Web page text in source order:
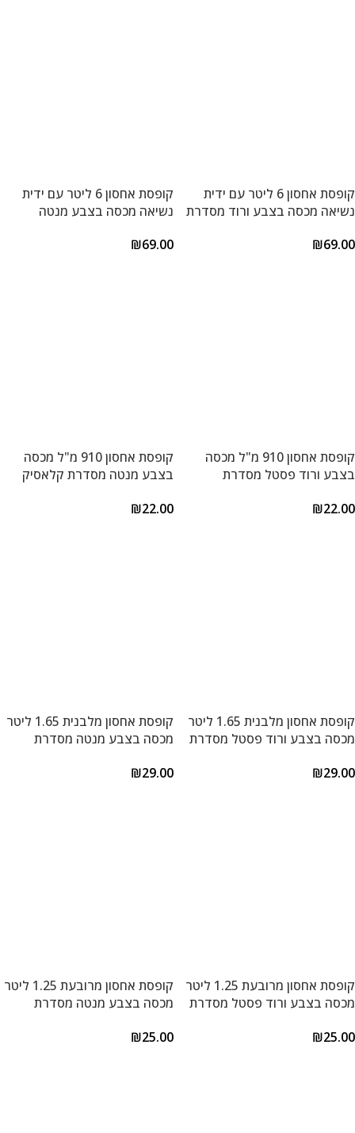
קופסת אחסון 6 ליטר עם ידית
נשיאה מכסה בצבע ורוד מסדרת
₪69.00
קופסת אחסון 6 ליטר עם ידית
נשיאה מכסה בצבע מנטה
Lock&Lock
₪69.00
קופסת אחסון 910 מ"ל מכסה
בצבע ורוד פסטל מסדרת
₪22.00
קופסת אחסון 910 מ"ל מכסה
בצבע מנטה מסדרת קלאסיק
₪22.00
קופסת אחסון מלבנית 1.65 ליטר
מכסה בצבע ורוד פסטל מסדרת
₪29.00
קופסת אחסון מלבנית 1.65 ליטר
מכסה בצבע מנטה מסדרת
₪29.00
קופסת אחסון מרובעת 1.25 ליטר
מכסה בצבע ורוד פסטל מסדרת
₪25.00
קופסת אחסון מרובעת 1.25 ליטר
מכסה בצבע מנטה מסדרת
₪25.00